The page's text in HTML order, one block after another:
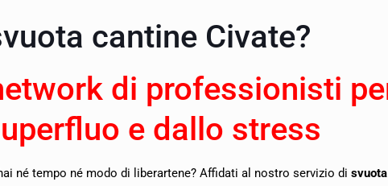
cantine Civate?
di professionisti
e dallo stress
né tempo né modo di liberartene? Affidati al nostro servizio di